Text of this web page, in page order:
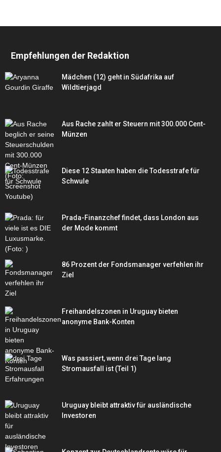
Empfehlungen der Redaktion
Mädchen (12) geht in Südafrika auf
Wildtierjagd
Aus Rache zahlt er Steuern mit 300.000 Cent-
Münzen
Diese 12 Staaten haben die Todesstrafe für
Schwule
Prada-Finanzchef findet, dass London aus
der Mode kommt
86 Prozent der Fondsmanager verfehlen ihr
Ziel
Freihandelszonen in Uruguay bieten
anonyme Bank-Konten
Was passiert, wenn drei Tage lang
Stromausfall ist (Teil 1)
Uruguay bleibt attraktiv für ausländische
Investoren